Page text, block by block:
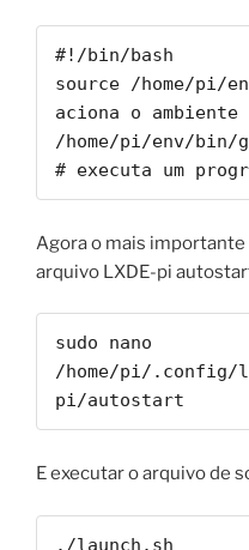
#!/bin/bash
source /home/pi/
aciona o
/home/pi/env/bin/
# executa um
Agora o mais
arquivo LXDE-pi
sudo nano
/home/pi/.config/
pi/autostart
E executar o arquivo de
./launch.sh